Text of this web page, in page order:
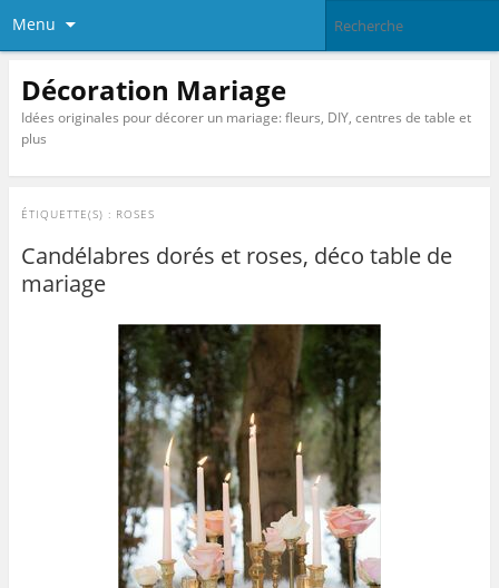
Menu
Décoration Mariage
Idées originales pour décorer un mariage: fleurs, DIY, centres de table et
plus
ÉTIQUETTE(S) : ROSES
Candélabres dorés et roses, déco table de
mariage